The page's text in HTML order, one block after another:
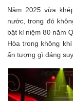
Năm 2025 vừa
nước, trong đó
bật kỉ niệm 80 năm
Hòa trong không
ấn tượng gì đáng